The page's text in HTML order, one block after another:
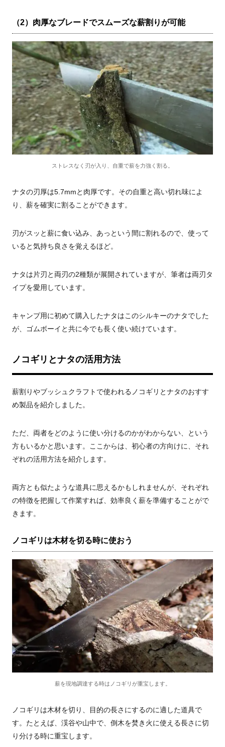
（2）肉厚なブレードでスムーズな薪割りが可能
ストレスなく刃が入り、自重で薪を力強く割る。
ナタの刃厚は5.7mmと肉厚です。その自重と高い切れ味によ
り、薪を確実に割ることができます。
刃がスッと薪に食い込み、あっという間に割れるので、使って
いると気持ち良さを覚えるほど。
ナタは片刃と両刃の2種類が展開されていますが、筆者は両刃タ
イプを愛用しています。
キャンプ用に初めて購入したナタはこのシルキーのナタでした
が、ゴムボーイと共に今でも長く使い続けています。
ノコギリとナタの活用方法
薪割りやブッシュクラフトで使われるノコギリとナタのおすす
め製品を紹介しました。
ただ、両者をどのように使い分けるのかがわからない、という
方もいるかと思います。ここからは、初心者の方向けに、それ
ぞれの活用方法を紹介します。
両方とも似たような道具に思えるかもしれませんが、それぞれ
の特徴を把握して作業すれば、効率良く薪を準備することがで
きます。
ノコギリは木材を切る時に使おう
薪を現地調達する時はノコギリが重宝します。
ノコギリは木材を切り、目的の長さにするのに適した道具で
す。たとえば、渓谷や山中で、倒木を焚き火に使える長さに切
り分ける時に重宝します。